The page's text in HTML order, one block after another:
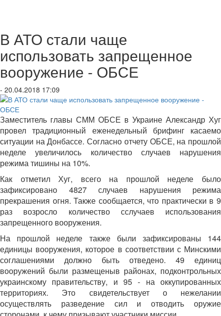
В АТО стали чаще
использовать запрещенное
вооружение - ОБСЕ
- 20.04.2018 17:09
Заместитель главы СММ ОБСЕ в Украине Александр Хуг
провел традиционный еженедельный брифинг касаемо
ситуации на Донбассе. Согласно отчету ОБСЕ, на прошлой
неделе увеличилось количество случаев нарушения
режима тишины на 10%.
Как отметил Хуг, всего на прошлой неделе было
зафиксировано 4827 случаев нарушения режима
прекрашения огня. Также сообщается, что практически в 9
раз возросло количество сслучаев использования
запрещенного вооружения.
На прошлой неделе также были зафиксированы 144
единицы вооружения, которое в соответствии с Минскими
соглашениями должно быть отведено. 49 единиц
вооружений были размещеныв районах, подконтрольных
украинскому правительству, и 95 - на оккупированных
территориях. Это свидетельствует о нежелании
осуществлять разведение сил и отводить оружие